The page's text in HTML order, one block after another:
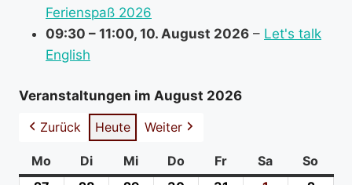
a
o
t
Ferienspaß 2026
09:30 – 11:00, 10. August 2026 – Let's talk
English
Veranstaltungen im August 2026
Zurück
Heute Weiter
Mo Montag
DiDienstag
Mi Mittwoch
DoDonnerstag
FrFreitag
Sa Samstag
So